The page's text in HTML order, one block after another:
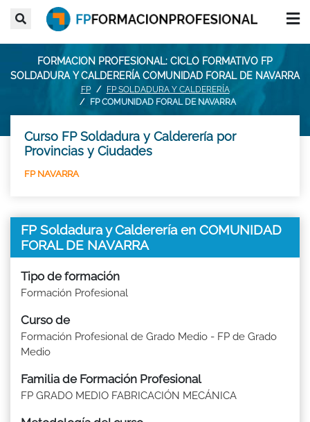
FORMACION PROFESIONAL: CICLO FORMATIVO FP
SOLDADURA Y CALDERERÍA COMUNIDAD FORAL DE NAVARRA
FP
FP SOLDADURA Y CALDERERÍA
FP COMUNIDAD FORAL DE NAVARRA
Curso FP Soldadura y Calderería por
Provincias y Ciudades
FP NAVARRA
FP Soldadura y Calderería en COMUNIDAD
FORAL DE NAVARRA
Tipo de formación
Formación Profesional
Curso de
Formación Profesional de Grado Medio - FP de Grado
Medio
Familia de Formación Profesional
FP GRADO MEDIO FABRICACIÓN MECÁNICA